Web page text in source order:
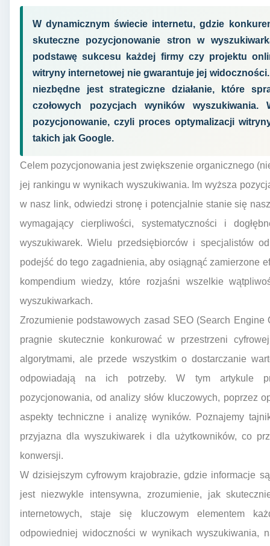
W dynamicznym świecie internetu, gdzie
skuteczne pozycjonowanie stron w
podstawę sukcesu każdej firmy czy projektu
witryny internetowej nie gwarantuje jej
niezbędne jest strategiczne działanie, które
czołowych pozycjach wyników
pozycjonowanie, czyli proces optymalizacji
takich jak Google.
Celem pozycjonowania jest zwiększenie organicznego
jej rankingu w wynikach wyszukiwania. Im wyższa
w nasz link, odwiedzi stronę i potencjalnie stanie się
wymagający cierpliwości, systematyczności i
wyszukiwarek. Wielu przedsiębiorców i specjalistów
podejść do tego zagadnienia, aby osiągnąć zamierzone
kompendium wiedzy, które rozjaśni wszelkie
wyszukiwarkach.
Zrozumienie podstawowych zasad SEO (Search
pragnie skutecznie konkurować w przestrzeni
algorytmami, ale przede wszystkim o dostarczanie
odpowiadają na ich potrzeby. W tym artykule
pozycjonowania, od analizy słów kluczowych, poprzez
aspekty techniczne i analizę wyników. Poznajemy
przyjazna dla wyszukiwarek i dla użytkowników, co
konwersji.
W dzisiejszym cyfrowym krajobrazie, gdzie informacje
jest niezwykle intensywna, zrozumienie, jak
internetowych, staje się kluczowym elementem
odpowiedniej widoczności w wynikach wyszukiwania,